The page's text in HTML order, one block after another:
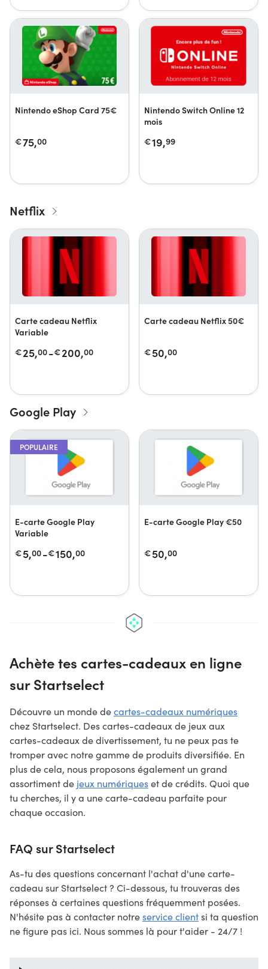
Nintendo eShop Card 75€
€75,00
Nintendo Switch Online 12
mois
€19,99
Netflix
Carte cadeau Netflix
Variable
€25,00-€200,00
Carte cadeau Netflix 50€
€50,00
Google Play
POPULAIRE
E-carte Google Play
Variable
€5,00-€150,00
E-carte Google Play €50
€50,00
Achète tes cartes-cadeaux en ligne
sur Startselect
Découvre un monde decartes-cadeaux numériques
chez Startselect. Des cartes-cadeaux de jeux aux
cartes-cadeaux de divertissement, tu ne peux pas te
tromper avec notre gamme de produits diversifiée. En
plus de cela, nous proposons également un grand
assortiment de jeux numériqueset de crédits. Quoi que
tu cherches, il y a une carte-cadeau parfaite pour
chaque occasion.
FAQ sur Startselect
As-tu des questions concernant l'achat d'une carte-
cadeau sur Startselect ? Ci-dessous, tu trouveras des
réponses à certaines questions fréquemment posées.
N'hésite pas à contacter notreservice clientsi ta question
ne figure pas ici. Nous sommes là pour t'aider - 24/7 !